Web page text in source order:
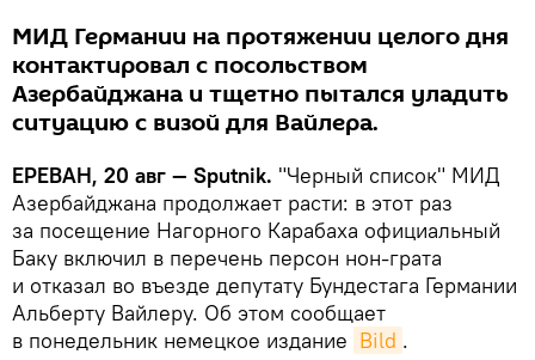
МИД Германии на протяжении целого дня
контактировал с посольством
Азербайджана и тщетно пытался уладить
ситуацию с визой для Вайлера.
ЕРЕВАН, 20 авг — Sputnik. "Черный список" МИД
Азербайджана продолжает расти: в этот раз
за посещение Нагорного Карабаха официальный
Баку включил в перечень персон нон-грата
и отказал во въезде депутату Бундестага Германии
Альберту Вайлеру. Об этом сообщает
в понедельник немецкое издание Bild .